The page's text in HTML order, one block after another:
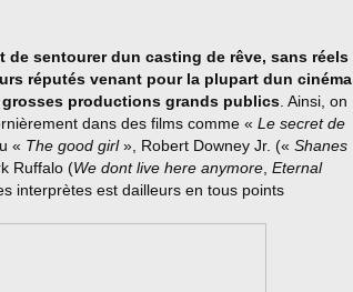
sentourer dun casting de rêve, sans réels
réputés venant pour la plupart dun cinéma
productions grands publics . Ainsi, on
dans des films comme « Le secret de
« The good girl», Robert Downey Jr. (« Shanes
Ruffalo (We dont live here anymore Eternal
interprètes est dailleurs en tous points